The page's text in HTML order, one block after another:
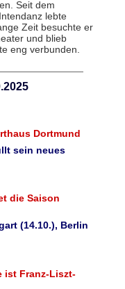
Seit dem
lebte
Zeit besuchte er
und blieb
eng verbunden.
Dortmund
sein neues
die Saison
(14.10.), Berlin
ist Franz-Liszt-